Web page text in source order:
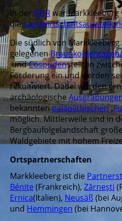
In der DDRwar
die
Die südlich von Markkleeberg
gelegenenBraunkohlen
undCospudenstellten
Förderung ein und werden
rekultiviert. Dabei wurden
archäologische
bekanntenpaläolithischen„
möglich. Mittlerweile sind in
Bergbaufolgelandschaft
Waldgebiete mit hohem
Ortspartnerschaften
Markkleeberg ist die
Bénite (Frankreich), Zărnești
Ernica(Italien), Neusäß(bei
und Hemmingen (bei